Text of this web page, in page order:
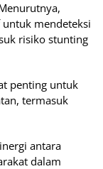
mendeteksi
risiko stunting
penting untuk
termasuk
antara
dalam